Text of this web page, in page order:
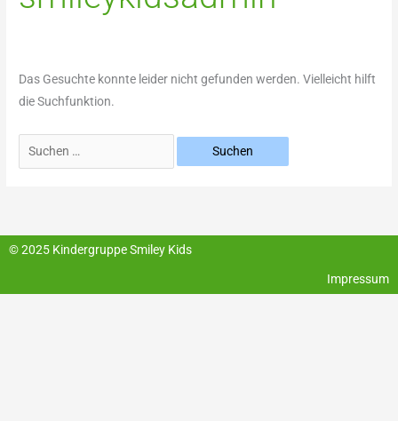
Das Gesuchte konnte leider nicht gefunden werden. Vielleicht hilft
die Suchfunktion.
© 2025 Kindergruppe Smiley Kids
Impressum